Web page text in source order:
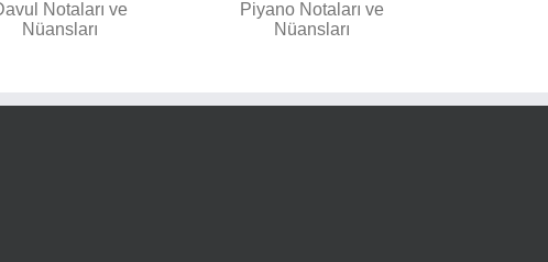
Evgeny Grinko Vals
Piyano Notaları ve